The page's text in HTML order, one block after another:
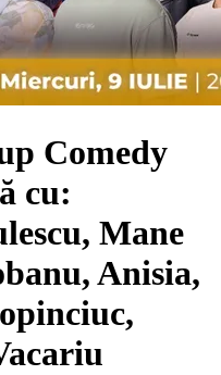
Comedy
cu:
Mane
Anisia,